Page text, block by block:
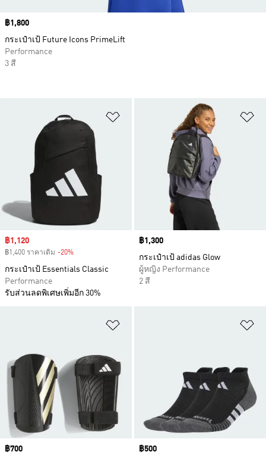
เพิ่มไปยังรายการสินค้าโปรด
Sale price
฿1,120
฿1,400 ราคาเดิม -20%
กระเป๋าเป้ Essentials Classic
Performance
รับส่วนลดพิเศษเพิ่มอีก 30%
Price
฿1,300
กระเป๋าเป้ adidas Glow
ผู้หญิง Performance
2 สี
Price
฿700
Price
฿500
Price
฿1,800
กระเป๋าเป้ Future Icons PrimeLift
Performance
3 สี